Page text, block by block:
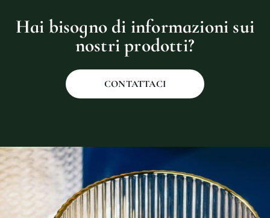
Hai bisogno di informazioni sui
nostri prodotti?
CONTATTACI